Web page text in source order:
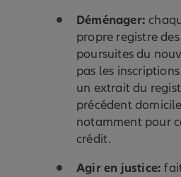
Déménager:
propre registre
poursuites du
pas les
un extrait du
précédent
notamment pour
crédit.
Agir en justice: